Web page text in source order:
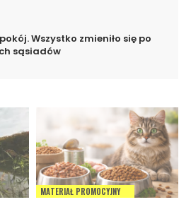
Wszystko zmieniło się po
sąsiadów
MATERIAŁ PROMOCYJNY